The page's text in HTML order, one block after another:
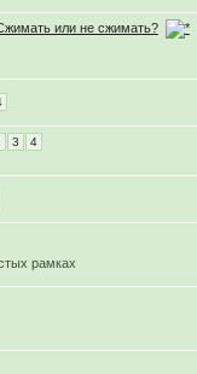
или не сжимать?
3 4
рамках